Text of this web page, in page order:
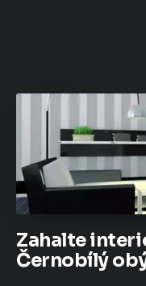
Zahalte
Černobílý